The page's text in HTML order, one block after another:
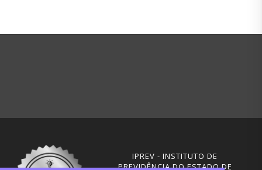
IPREV - INSTITUTO DE
PREVIDÊNCIA DO ESTADO DE